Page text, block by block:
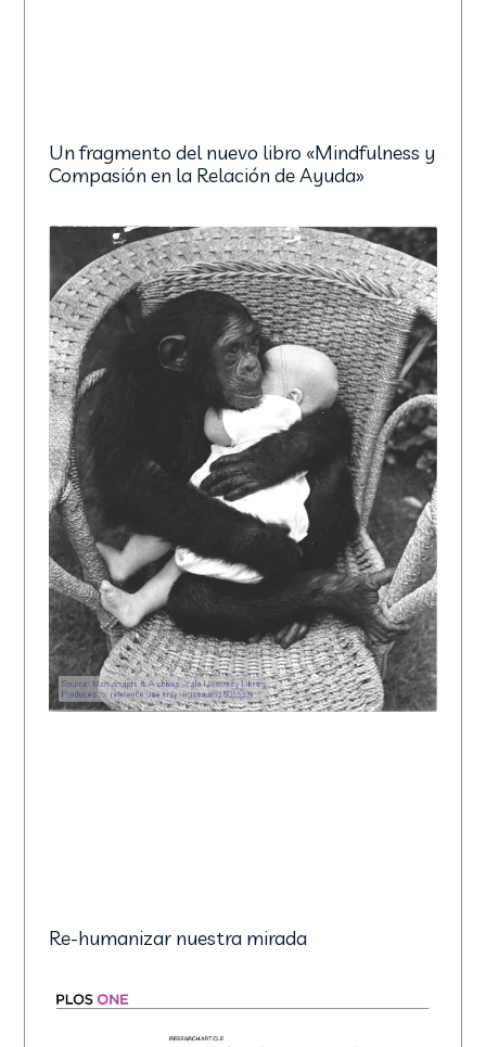
Un fragmento del nuevo libro «Mindfulness y
Compasión en la Relación de Ayuda»
Re-humanizar nuestra mirada